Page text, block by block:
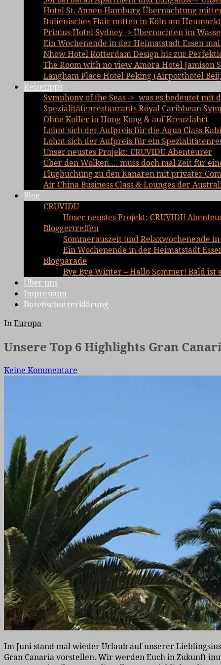
Hotel St. Annen Hamburg Übernachtung
Italienisches Flair mitten in Köln am
Primus Hotel Sydney -> Übernachten im
Ein Wochenende in der Heimatstadt Essen
Nhow Hotel Rotterdam Design bis zur
The Room with no view Amora Hotel Jamison
Langham Place Hotel Peking (Airporthotel
Reisetipps
Symphony of the Seas -> was es bedeutet
Spezialitätenrestaurants Royal Caribbean
Ohne Koffer in Hong Kong & auf Kreuzfahrt
Lohnt sich der Aufpreis für die Aqua Class
Lohnt sich der Aufpreis für ein
Unser neustes Projekt: CRUVIDU Abenteurer
Über den Wolken…. muss doch mal Zeit für
Flugbuchung zu den Kanaren mit privater
Air China Business Class & Lounges der
Blog
CRUVIDU
Unser neustes Projekt: CRUVIDU
Bloggertreffen
Sommerauszeit und Relaxwochenende
Ein Wochenende in der Heimatstadt
Blogparade
Bye Bye Winter – Hallo Sommer! Bald
Über uns
Impressum
Datenschutzerklärung
InEuropa
Unsere Top 6 Highlights Gran
Keine Kommentare
Im Juni stand mal wieder Urlaub auf unserer
Gran Canaria vorstellen. Wir werden Euch in Zukunft